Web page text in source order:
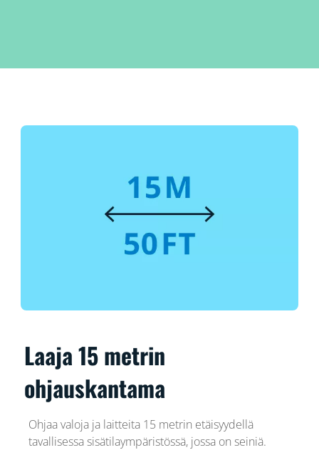
Laaja 15 metrin
ohjauskantama
Ohjaa valoja ja laitteita 15 metrin etäisyydellä
tavallisessa sisätilaympäristössä, jossa on seiniä.